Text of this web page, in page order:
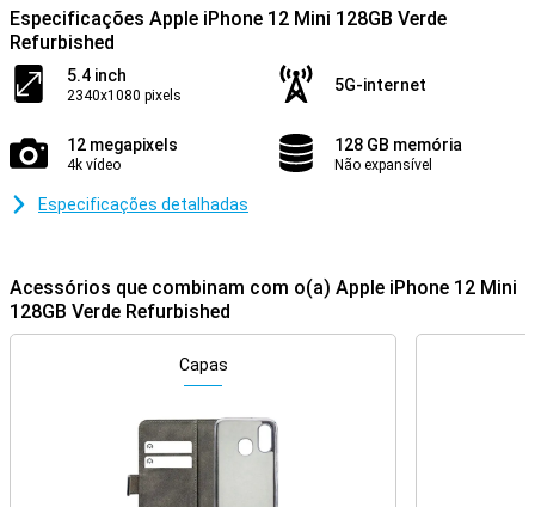
Especificações Apple iPhone 12 Mini 128GB Verde
Refurbished
5.4 inch
2340x1080 pixels
5G-internet
12 megapixels
4k vídeo
128 GB memória
Não expansível
Especificações detalhadas
Acessórios que combinam com o(a) Apple iPhone 12 Mini
128GB Verde Refurbished
Capas